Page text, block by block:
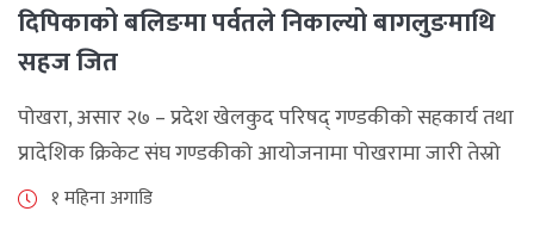
दिपिकाको बलिङमा पर्वतले निकाल्यो बागलुङमाथि
सहज जित
पोखरा, असार २७ – प्रदेश खेलकुद परिषद् गण्डकीको सहकार्य तथा
प्रादेशिक क्रिकेट संघ गण्डकीको आयोजनामा पोखरामा जारी तेस्रो
गण्डकी महिला टी–२० क्रिकेट प्रतियोगिता–२०२६ अन्तर्गत शनिबार
१ महिना अगाडि